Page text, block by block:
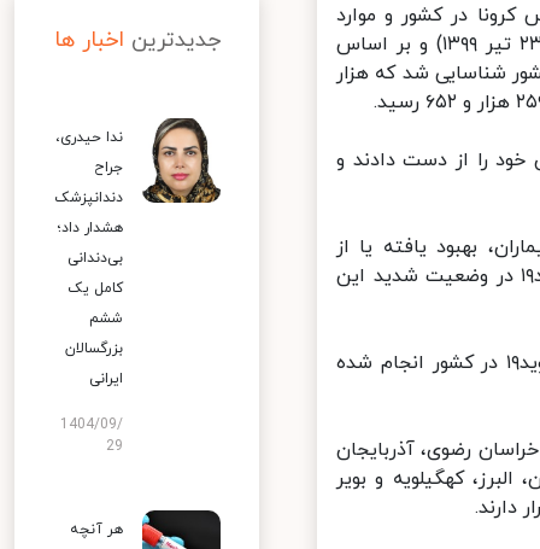
در کشور و موارد
فوت ناشی از این ویروس بیان کرد: در ۲۴ ساعت گذشته تا ظهر امروز (۲۳ تیر ۱۳۹۹) و بر اساس
هزار و ۳۴۹ بیمار جدید مبتلا به کووید۱۹ در کشور شناسایی شد که هزار
در طول ۲۴ ساعت گذشته،۲۰۳ بیمار کووید ۱۹ جان خود را از دست دادند و
تاکنون ۲۲۲ هزار و ۵۳۹ نفر از بیماران، بهبود یافته یا از
بیمارستان‌ها ترخیص شده‌اند. همچنین ۳۳۷۵نفر از بیماران مبتلا به کووید۱۹ در وضعیت شدید این
لاری بیان کرد: تاکنون یک میلیون و ۹۹۷ هزار و ۹۶۷ آزمایش تشخیص کووید۱۹ در کشور انجام شده
رضوی، آذربایجان
کهگیلویه و بویر
جدیدترین اخبار ها
ندا حیدری،
جراح
دندانپزشک
هشدار داد؛
بی‌دندانی
کامل یک
ششم
بزرگسالان
ایرانی
1404/09/
29
هر آنچه